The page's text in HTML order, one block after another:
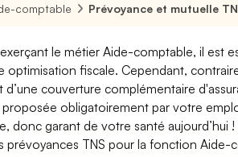
comptable Prévoyance et mutuelle
le métier Aide-comptable, il est
fiscale. Cependant,
couverture complémentaire
obligatoirement par votre
donc garant de votre santé aujourd’hui
prévoyances TNS pour la fonction Aide-